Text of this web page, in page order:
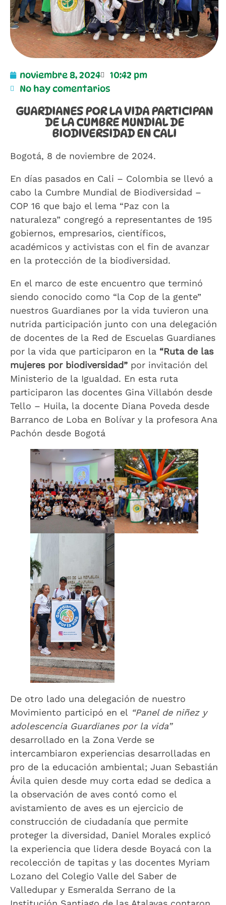
noviembre 8, 2024
10:42 pm
No hay comentarios
GUARDIANES POR LA VIDA PARTICIPAN
DE LA CUMBRE MUNDIAL DE
BIODIVERSIDAD EN CALI
Bogotá, 8 de noviembre de 2024.
En días pasados en Cali – Colombia se llevó a
cabo la Cumbre Mundial de Biodiversidad –
COP 16 que bajo el lema “Paz con la
naturaleza” congregó a representantes de 195
gobiernos, empresarios, científicos,
académicos y activistas con el fin de avanzar
en la protección de la biodiversidad.
En el marco de este encuentro que terminó
siendo conocido como “la Cop de la gente”
nuestros Guardianes por la vida tuvieron una
nutrida participación junto con una delegación
de docentes de la Red de Escuelas Guardianes
por la vida que participaron en la “Ruta de las
mujeres por biodiversidad” por invitación del
Ministerio de la Igualdad. En esta ruta
participaron las docentes Gina Villabón desde
Tello – Huila, la docente Diana Poveda desde
Barranco de Loba en Bolívar y la profesora Ana
Pachón desde Bogotá
De otro lado una delegación de nuestro
Movimiento participó en el “Panel de niñez y
adolescencia Guardianes por la vida”
desarrollado en la Zona Verde se
intercambiaron experiencias desarrolladas en
pro de la educación ambiental; Juan Sebastián
Ávila quien desde muy corta edad se dedica a
la observación de aves contó como el
avistamiento de aves es un ejercicio de
construcción de ciudadanía que permite
proteger la diversidad, Daniel Morales explicó
la experiencia que lidera desde Boyacá con la
recolección de tapitas y las docentes Myriam
Lozano del Colegio Valle del Saber de
Valledupar y Esmeralda Serrano de la